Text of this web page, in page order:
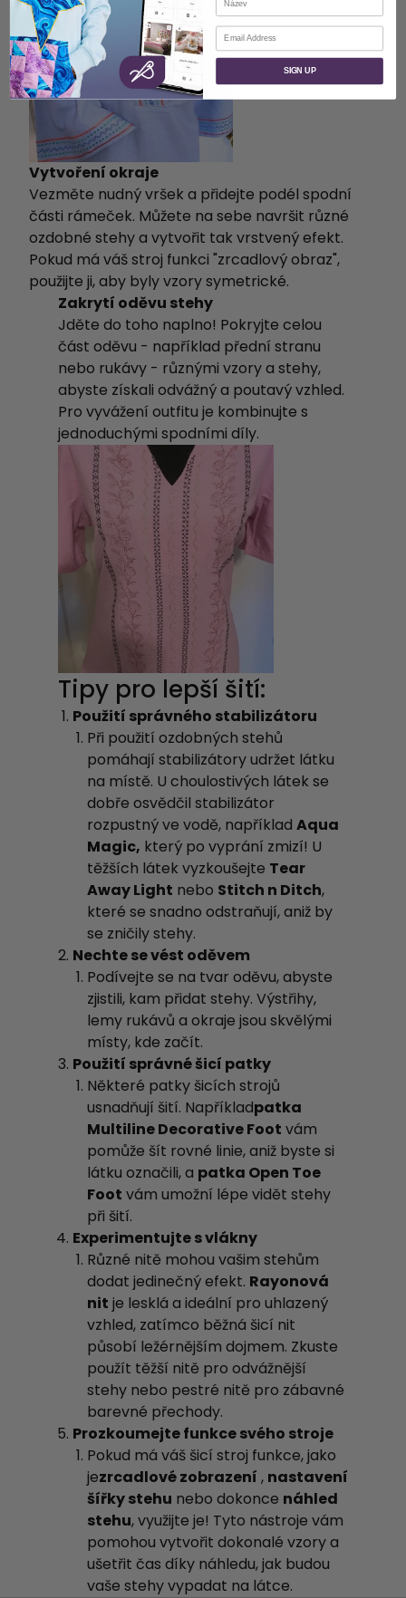
Vytvoření okraje
Vezměte nudný vršek a přidejte podél spodní
části rámeček. Můžete na sebe navršit různé
ozdobné stehy a vytvořit tak vrstvený efekt.
Pokud má váš stroj funkci "zrcadlový obraz",
použijte ji, aby byly vzory symetrické.
Zakrytí oděvu stehy
Jděte do toho naplno! Pokryjte celou
část oděvu - například přední stranu
nebo rukávy - různými vzory a stehy,
abyste získali odvážný a poutavý vzhled.
Pro vyvážení outfitu je kombinujte s
jednoduchými spodními díly.
Tipy pro lepší šití:
Použití správného stabilizátoru
Při použití ozdobných stehů
pomáhají stabilizátory udržet látku
na místě. U choulostivých látek se
dobře osvědčil stabilizátor
rozpustný ve vodě, například Aqua
Magic, který po vyprání zmizí! U
těžších látek vyzkoušejte Tear
Away Light nebo Stitch n Ditch,
které se snadno odstraňují, aniž by
se zničily stehy.
Nechte se vést oděvem
Podívejte se na tvar oděvu, abyste
zjistili, kam přidat stehy. Výstřihy,
lemy rukávů a okraje jsou skvělými
místy, kde začít.
Použití správné šicí patky
Některé patky šicích strojů
usnadňují šití. Napříkladpatka
Multiline Decorative Foot vám
pomůže šít rovné linie, aniž byste si
látku označili, a patka Open Toe
Foot vám umožní lépe vidět stehy
při šití.
Experimentujte s vlákny
Různé nitě mohou vašim stehům
dodat jedinečný efekt. Rayonová
nit je lesklá a ideální pro uhlazený
vzhled, zatímco běžná šicí nit
působí ležérnějším dojmem. Zkuste
použít těžší nitě pro odvážnější
stehy nebo pestré nitě pro zábavné
barevné přechody.
Prozkoumejte funkce svého stroje
Pokud má váš šicí stroj funkce, jako
jezrcadlové zobrazení , nastavení
šířky stehu nebo dokonce náhled
stehu, využijte je! Tyto nástroje vám
pomohou vytvořit dokonalé vzory a
ušetřit čas díky náhledu, jak budou
vaše stehy vypadat na látce.
E-mail
SIGN UP